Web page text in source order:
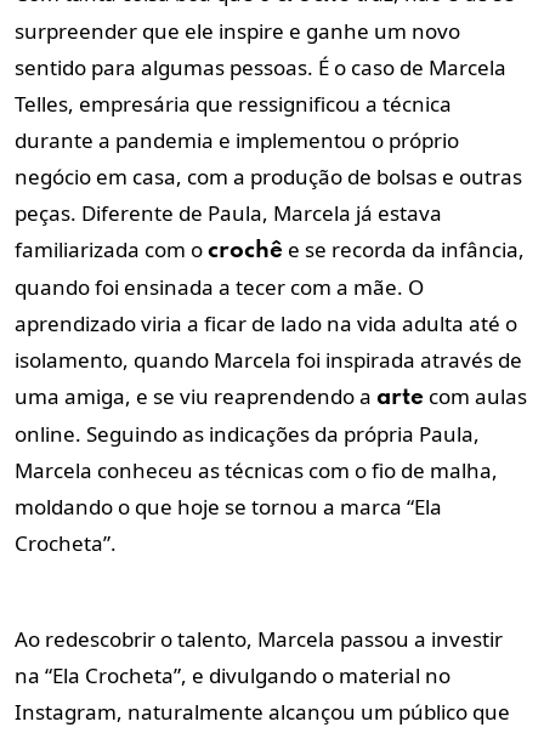
surpreender que ele inspire e ganhe um novo
sentido para algumas pessoas. É o caso de Marcela
Telles, empresária que ressignificou a técnica
durante a pandemia e implementou o próprio
negócio em casa, com a produção de bolsas e outras
peças. Diferente de Paula, Marcela já estava
familiarizada com o crochê e se recorda da infância,
quando foi ensinada a tecer com a mãe. O
aprendizado viria a ficar de lado na vida adulta até o
isolamento, quando Marcela foi inspirada através de
uma amiga, e se viu reaprendendo a arte com aulas
online. Seguindo as indicações da própria Paula,
Marcela conheceu as técnicas com o fio de malha,
moldando o que hoje se tornou a marca “Ela
Crocheta”.
Ao redescobrir o talento, Marcela passou a investir
na “Ela Crocheta”, e divulgando o material no
Instagram, naturalmente alcançou um público que